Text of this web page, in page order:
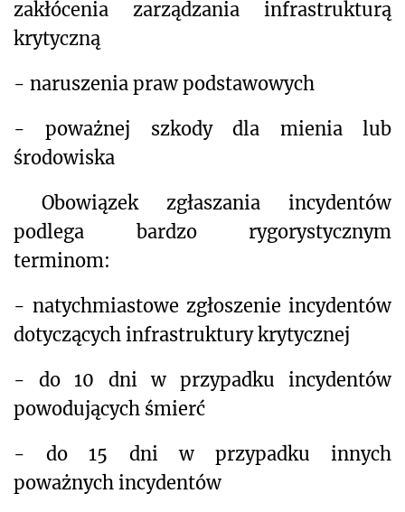
zakłócenia zarządzania infrastrukturą
krytyczną
- naruszenia praw podstawowych
- poważnej szkody dla mienia lub
środowiska
Obowiązek zgłaszania incydentów
podlega bardzo rygorystycznym
terminom:
- natychmiastowe zgłoszenie incydentów
dotyczących infrastruktury krytycznej
- do 10 dni w przypadku incydentów
powodujących śmierć
- do 15 dni w przypadku innych
poważnych incydentów